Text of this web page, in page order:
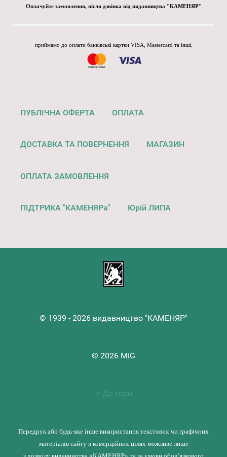
Оплачуйте замовлення, після дзвінка від видавництва "КАМЕНЯР"
приймамо до оплати банківські картки VISA, Mastercard та інші.
ПУБЛІЧНА ОФЕРТА ОПЛАТА
ДОСТАВКА ТА ПОВЕРНЕННЯ МАГАЗИН
ОПЛАТА ЗАМОВЛЕННЯ
ПІДТРИКА "КАМЕНЯРа" Юрій ЛИПА
© 1939 - 2026 видавництво "КАМЕНЯР"
© 2026 MiG
До гори
Передрук або будь-яке інше використання текстових чи графічних
матеріалів сайту в комерційних цілях можливе лише